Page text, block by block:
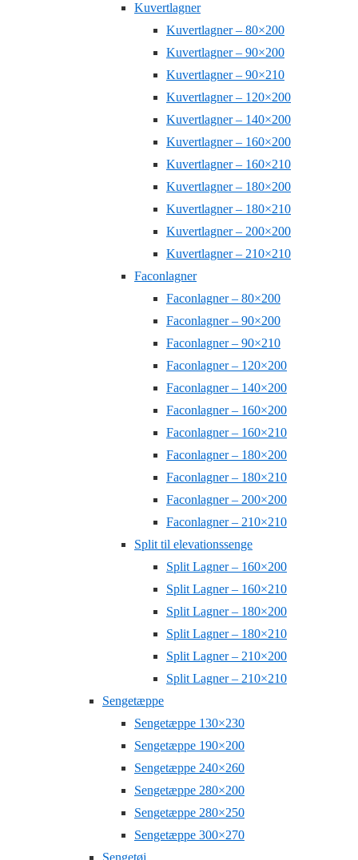
Kuvertlagner
Kuvertlagner – 80×200
Kuvertlagner – 90×200
Kuvertlagner – 90×210
Kuvertlagner – 120×200
Kuvertlagner – 140×200
Kuvertlagner – 160×200
Kuvertlagner – 160×210
Kuvertlagner – 180×200
Kuvertlagner – 180×210
Kuvertlagner – 200×200
Kuvertlagner – 210×210
Faconlagner
Faconlagner – 80×200
Faconlagner – 90×200
Faconlagner – 90×210
Faconlagner – 120×200
Faconlagner – 140×200
Faconlagner – 160×200
Faconlagner – 160×210
Faconlagner – 180×200
Faconlagner – 180×210
Faconlagner – 200×200
Faconlagner – 210×210
Split til elevationssenge
Split Lagner – 160×200
Split Lagner – 160×210
Split Lagner – 180×200
Split Lagner – 180×210
Split Lagner – 210×200
Split Lagner – 210×210
Sengetæppe
Sengetæppe 130×230
Sengetæppe 190×200
Sengetæppe 240×260
Sengetæppe 280×200
Sengetæppe 280×250
Sengetæppe 300×270
Sengetøj